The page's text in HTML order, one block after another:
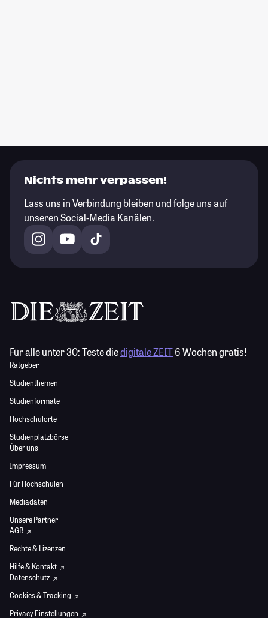
Nichts mehr verpassen!
Lass uns in Verbindung bleiben und folge uns auf
unseren Social-Media Kanälen.
Für alle unter 30:Teste diedigitale ZEIT6 Wochen gratis!
Ratgeber
Studienthemen
Studienformate
Hochschulorte
Studienplatzbörse
Über uns
Impressum
Für Hochschulen
Mediadaten
Unsere Partner
AGB
Rechte & Lizenzen
Hilfe & Kontakt
Datenschutz
Cookies & Tracking
Privacy Einstellungen